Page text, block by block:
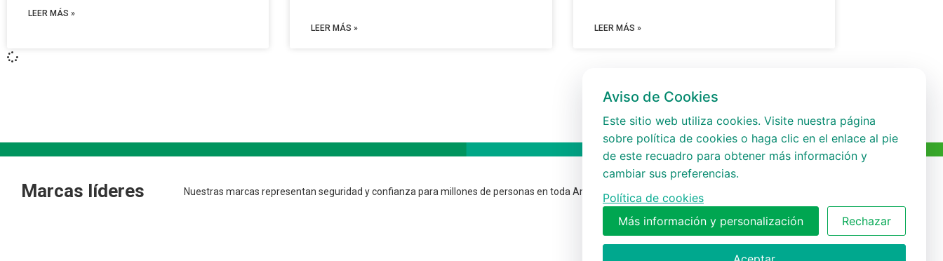
LEER MÁS »
LEER MÁS » LEER MÁS »
Marcas líderes Nuestras marcas representan seguridad y confianza para millones de personas en toda América.
Aviso de Cookies
Este sitio web utiliza cookies. Visite nuestra página
sobre política de cookies o haga clic en el enlace al pie
de este recuadro para obtener más información y
cambiar sus preferencias.
Política de cookies
Más información y personalización
Rechazar